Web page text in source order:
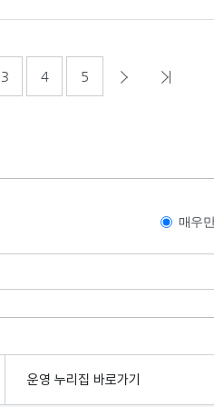
3 4 5
매우
운영 누리집 바로가기